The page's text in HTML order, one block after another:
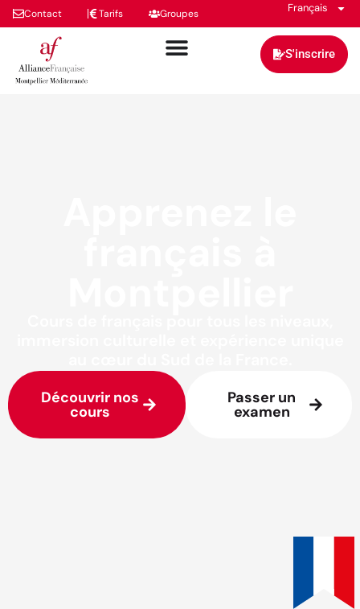
Contact Tarifs Groupes Français
S'inscrire
Découvrir nos
cours
Passer un
examen